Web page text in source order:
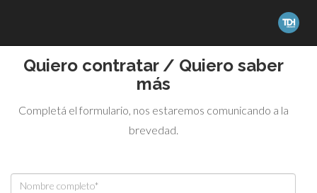
Quiero contratar / Quiero saber
más
Completá el formulario, nos estaremos comunicando a la
brevedad.